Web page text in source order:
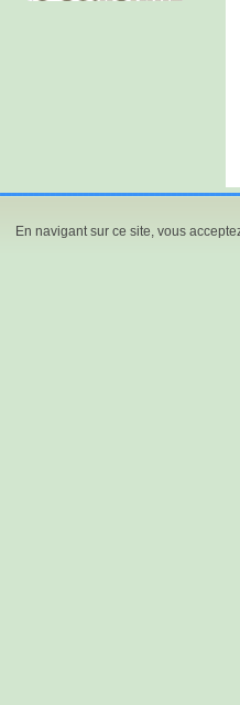
En navigant sur ce site, vous